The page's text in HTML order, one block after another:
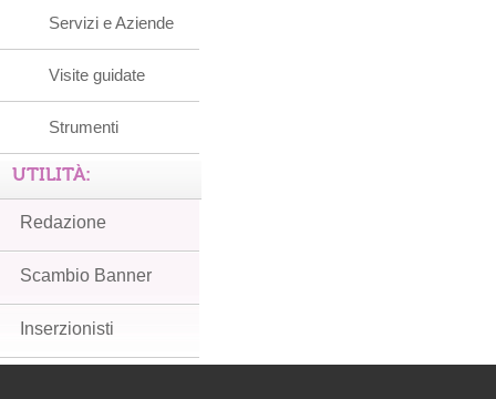
Servizi e Aziende
Visite guidate
Strumenti
UTILITÀ:
Redazione
Scambio Banner
Inserzionisti